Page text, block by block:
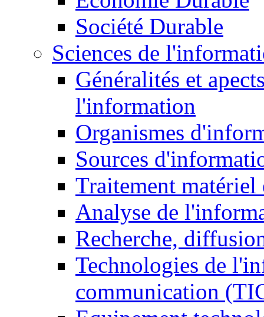
Société Durable
Sciences de
Généralités et
l'information
Organismes
Sources
Traitement matériel
Analyse de
Recherche,
Technologies de
communication